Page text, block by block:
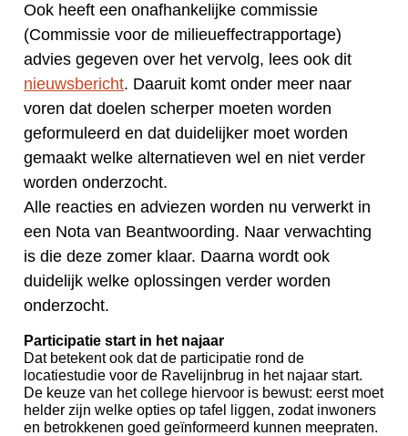
Ook heeft een onafhankelijke commissie
(Commissie voor de milieueffectrapportage)
advies gegeven over het vervolg, lees ook dit
nieuwsbericht. Daaruit komt onder meer naar
voren dat doelen scherper moeten worden
geformuleerd en dat duidelijker moet worden
gemaakt welke alternatieven wel en niet verder
worden onderzocht.
Alle reacties en adviezen worden nu verwerkt in
een Nota van Beantwoording. Naar verwachting
is die deze zomer klaar. Daarna wordt ook
duidelijk welke oplossingen verder worden
onderzocht.
Participatie start in het najaar
Dat betekent ook dat de participatie rond de
locatiestudie voor de Ravelijnbrug in het najaar start.
De keuze van het college hiervoor is bewust: eerst moet
helder zijn welke opties op tafel liggen, zodat inwoners
en betrokkenen goed geïnformeerd kunnen meepraten.